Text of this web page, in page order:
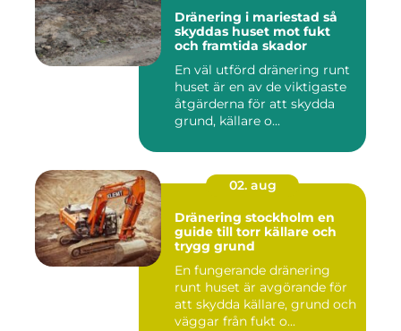
Dränering i mariestad så
skyddas huset mot fukt
och framtida skador
En väl utförd dränering runt
huset är en av de viktigaste
åtgärderna för att skydda
grund, källare o...
02. aug
Dränering stockholm en
guide till torr källare och
trygg grund
En fungerande dränering
runt huset är avgörande för
att skydda källare, grund och
väggar från fukt o...